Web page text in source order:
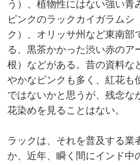
う）、植物性にはない強い青
ピンクのラックカイガラムシ
ク）、オリッサ州など東南部
る、黒茶かかった渋い赤のア
根）などがある。昔の資料な
やかなピンクも多く、紅花も
ではないかと思うが、残念な
花染めを見ることはない。
ラックは、それを普及する業
か、近年、瞬く間にインド中